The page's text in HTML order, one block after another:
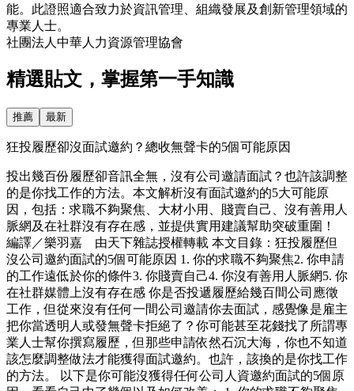
能。此證照適合致力於資訊管理、組織發展及創新管理領域的
專業人士。
社團法人中華人力資源管理協會
精選貼文，掌握第一手知識
推薦 最新
狂投履歷卻沒面試邀約？總收無聲卡的5個可能原因
投出幾百份履歷卻音訊全無，沒有公司邀請面試？也許該調整
的是你找工作的方法。本文解析沒有面試邀約的5大可能原
因，包括：求職不夠聚焦、大材小用、賤賣自己、沒有善用人
脈網及在社群沒有存在感，並提供實用建議幫助突破重圍！
編譯／樂羽嘉 由天下雜誌授權轉載 本文目錄：狂投履歷但
沒公司邀約面試的5個可能原因 1. 你的求職不夠聚焦2. 你申請
的工作遠低於你的條件3. 你賤賣自己4. 你沒有善用人脈網5. 你
在社群媒體上沒有存在感 你是否投遞履歷給幾百間公司應徵
工作，但從來沒有任何一間公司邀請你去面試，感覺像是雇主
把你當透明人或發無聲卡拒絕了？你可能甚至花錢找了所謂專
業人士幫你撰寫履歷，但那些申請依然石沉大海，你也不知道
該怎麼調整做法才能獲得面試邀約。也許，該換的是你找工作
的方法。 以下是你可能沒獲得任何公司人資邀約面試的5個原